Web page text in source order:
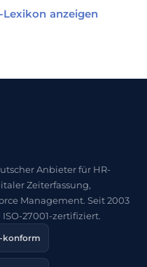
Ländern
anzeigen
Anbieter für HR-
Zeiterfassung,
Management. Seit 2003
27001-zertifiziert.
konform